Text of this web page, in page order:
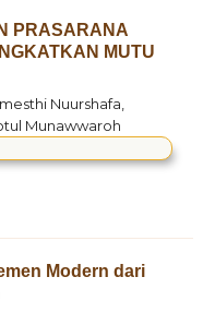
PRASARANA
MUTU
Nuurshafa,
Munawwaroh
Modern dari